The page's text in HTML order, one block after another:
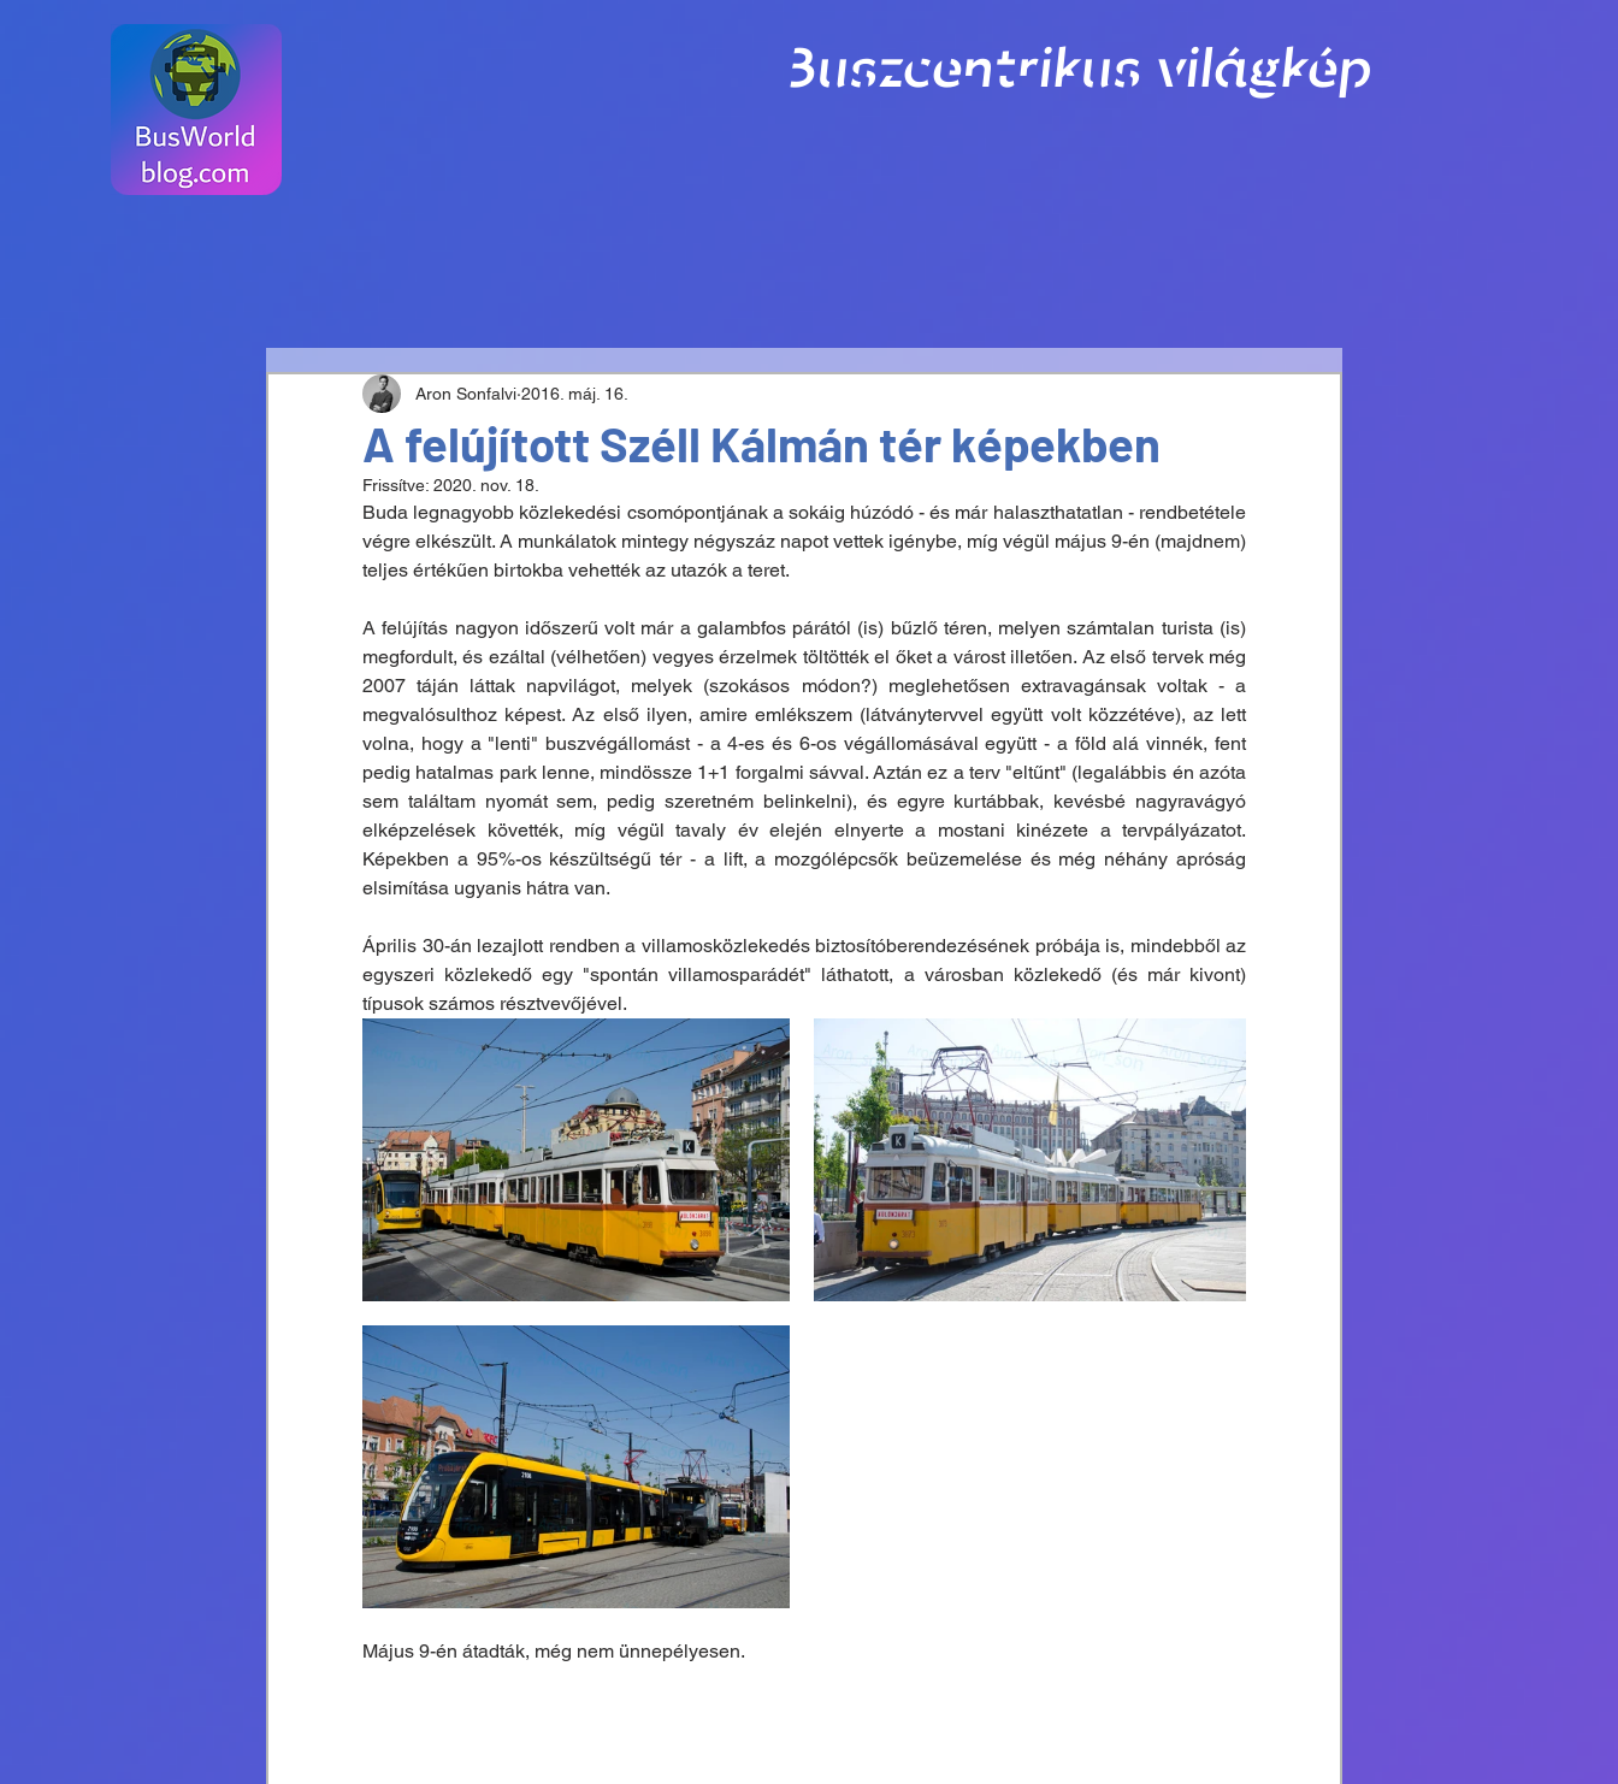
Buszcentrikus világkép
A felújított Széll Kálmán tér képekben
Aron Sonfalvi 2016. máj. 16.
Frissítve: 2020. nov. 18.
Buda legnagyobb közlekedési csomópontjának a sokáig húzódó - és már halaszthatatlan - rendbetétele
végre elkészült. A munkálatok mintegy négyszáz napot vettek igénybe, míg végül május 9-én (majdnem)
teljes értékűen birtokba vehették az utazók a teret.
A felújítás nagyon időszerű volt már a galambfos párától (is) bűzlő téren, melyen számtalan turista (is)
megfordult, és ezáltal (vélhetően) vegyes érzelmek töltötték el őket a várost illetően. Az első tervek még
2007 táján láttak napvilágot, melyek (szokásos módon?) meglehetősen extravagánsak voltak - a
megvalósulthoz képest. Az első ilyen, amire emlékszem (látványtervvel együtt volt közzétéve), az lett
volna, hogy a "lenti" buszvégállomást - a 4-es és 6-os végállomásával együtt - a föld alá vinnék, fent
pedig hatalmas park lenne, mindössze 1+1 forgalmi sávval. Aztán ez a terv "eltűnt" (legalábbis én azóta
sem találtam nyomát sem, pedig szeretném belinkelni), és egyre kurtábbak, kevésbé nagyravágyó
elképzelések követték, míg végül tavaly év elején elnyerte a mostani kinézete a tervpályázatot.
Képekben a 95%-os készültségű tér - a lift, a mozgólépcsők beüzemelése és még néhány apróság
elsimítása ugyanis hátra van.
Április 30-án lezajlott rendben a villamosközlekedés biztosítóberendezésének próbája is, mindebből az
egyszeri közlekedő egy "spontán villamosparádét" láthatott, a városban közlekedő (és már kivont)
típusok számos résztvevőjével.
Május 9-én átadták, még nem ünnepélyesen.